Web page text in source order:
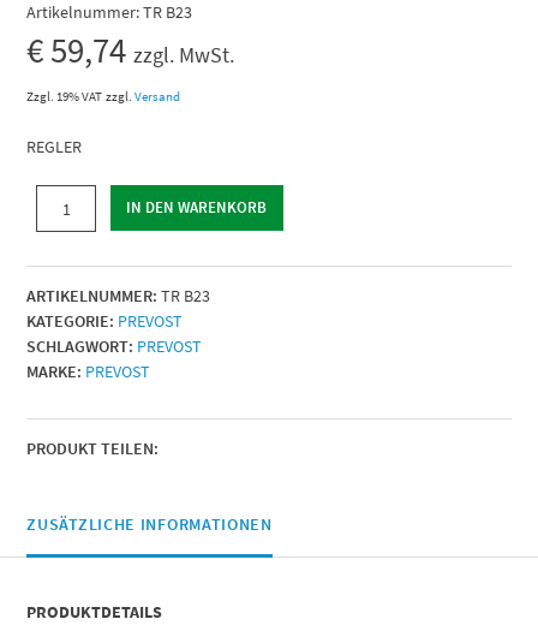
Artikelnummer:TR B23
€59,74 zzgl. MwSt.
Zzgl. 19% VAT zzgl.Versand
REGLER
BSPP
=
G
1/2
|
(l/min
bei
ΔP=1bar)
=
IN DEN WARENKORB
ARTIKELNUMMER: TR B23
KATEGORIE: PREVOST
SCHLAGWORT: PREVOST
MARKE: PREVOST
PRODUKT TEILEN:
ZUSÄTZLICHE INFORMATIONEN
PRODUKTDETAILS